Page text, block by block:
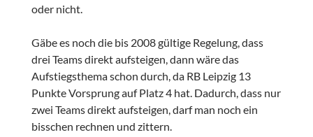
oder nicht.
Gäbe es noch die bis 2008 gültige Regelung, dass
drei Teams direkt aufsteigen, dann wäre das
Aufstiegsthema schon durch, da RB Leipzig 13
Punkte Vorsprung auf Platz 4 hat. Dadurch, dass nur
zwei Teams direkt aufsteigen, darf man noch ein
bisschen rechnen und zittern.